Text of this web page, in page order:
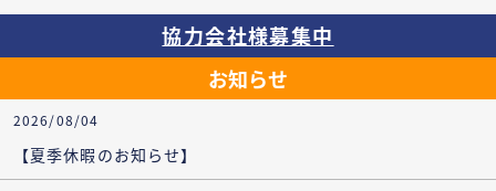
協力会社様募集中
お知らせ
2026/08/04
【夏季休暇のお知らせ】